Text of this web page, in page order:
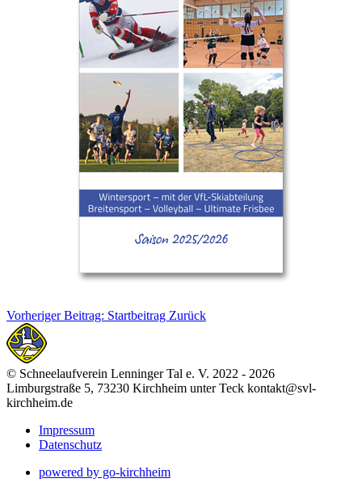
Vorheriger Beitrag: Startbeitrag Zurück
© Schneelaufverein Lenninger Tal e. V. 2022 - 2026
Limburgstraße 5, 73230 Kirchheim unter Teck kontakt@svl-
kirchheim.de
Impressum
Datenschutz
powered by go-kirchheim